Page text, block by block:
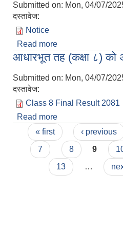
Submitted on: Mon, 04/07/
दस्तावेज:
Notice
Read more
सम्बन्धमा ।
आधारभूत तह (कक्षा ८) को
Submitted on: Mon, 04/07/
दस्तावेज:
Class 8 Final Result 2081
Read more
Pages
« first ‹ previous
7
8 9
13
…